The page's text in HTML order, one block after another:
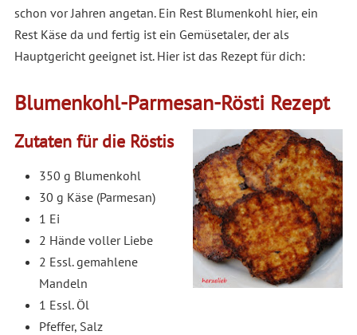
schon vor Jahren angetan. Ein Rest Blumenkohl hier, ein
Rest Käse da und fertig ist ein Gemüsetaler, der als
Hauptgericht geeignet ist. Hier ist das Rezept für dich:
Blumenkohl-Parmesan-Rösti Rezept
Zutaten für die Röstis
350 g Blumenkohl
30 g Käse (Parmesan)
1 Ei
2 Hände voller Liebe
2 Essl. gemahlene
Mandeln
1 Essl. Öl
Pfeffer, Salz